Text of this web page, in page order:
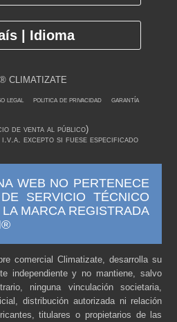
| Idioma
CLIMATIZATE
legal politica de privacidad garantía
de venta al público)
excepto si fuese especificado
WEB NO PERTENECE
SERVICIO TÉCNICO
MARCA REGISTRADA
comercial Climatizate, desarrolla su
independiente y no mantiene, salvo
ninguna vinculación societaria,
distribución autorizada ni relación
titulares o propietarios de las